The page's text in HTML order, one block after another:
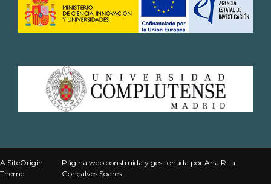
A SiteOrigin
Theme
Página webconstruida y gestionada por Ana Rita
Gonçalves Soares